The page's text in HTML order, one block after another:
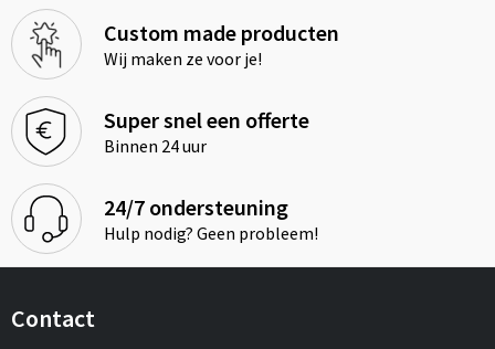
Custom made producten
Wij maken ze voor je!
Super snel een offerte
Binnen 24 uur
24/7 ondersteuning
Hulp nodig? Geen probleem!
Contact